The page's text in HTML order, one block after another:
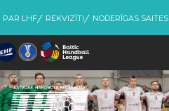
PAR LHF REKVIZĪTI NODERĪGAS SAITES